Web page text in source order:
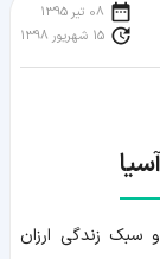
08 تیر 1395
15 شهریور 1398
و سبک زندگی ارزان